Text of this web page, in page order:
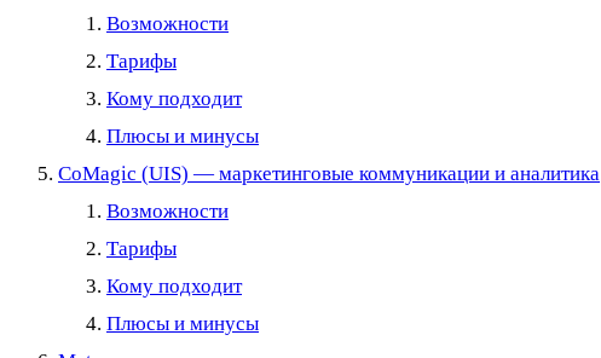
Возможности
Тарифы
Кому подходит
Плюсы и минусы
CoMagic (UIS) — маркетинговые коммуникации и аналитика
Возможности
Тарифы
Кому подходит
Плюсы и минусы